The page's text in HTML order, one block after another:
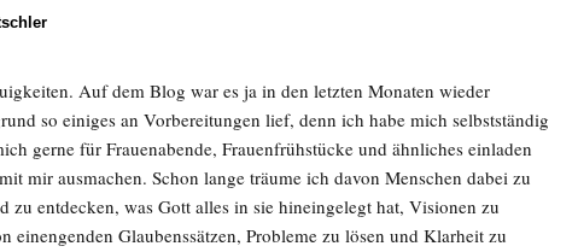
Auf dem Blog war es ja in den letzten Monaten wieder
so einiges an Vorbereitungen lief, denn ich habe mich selbstständig
gerne für Frauenabende, Frauenfrühstücke und ähnliches einladen
mir ausmachen. Schon lange träume ich davon Menschen dabei zu
zu entdecken, was Gott alles in sie hineingelegt hat, Visionen zu
einengenden Glaubenssätzen, Probleme zu lösen und Klarheit zu